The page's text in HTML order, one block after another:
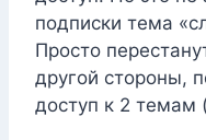
подписки тема
Просто
другой стороны,
доступ к 2 темам